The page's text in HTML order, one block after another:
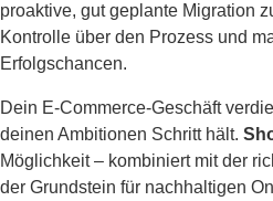
proaktive, gut geplante Migration
Kontrolle über den Prozess und
Erfolgschancen.
Dein E-Commerce-Geschäft
deinen Ambitionen Schritt hält.
Möglichkeit – kombiniert mit der
der Grundstein für nachhaltigen